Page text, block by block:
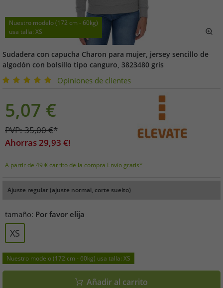
Nuestro modelo (172 cm - 60kg)
usa talla: XS
Sudadera con capucha Charon para mujer, jersey sencillo de
algodón con bolsillo tipo canguro, 3823480 gris
Opiniones de clientes
5,07 €
PVP:35,00€*
Ahorras29,93 €!
A partir de 49 € carrito de la compra Envío gratis*
Ajuste regular (ajuste normal, corte suelto)
tamaño: Por favor elija
XS
Nuestro modelo (172 cm - 60kg) usa talla: XS
Añadir al carrito